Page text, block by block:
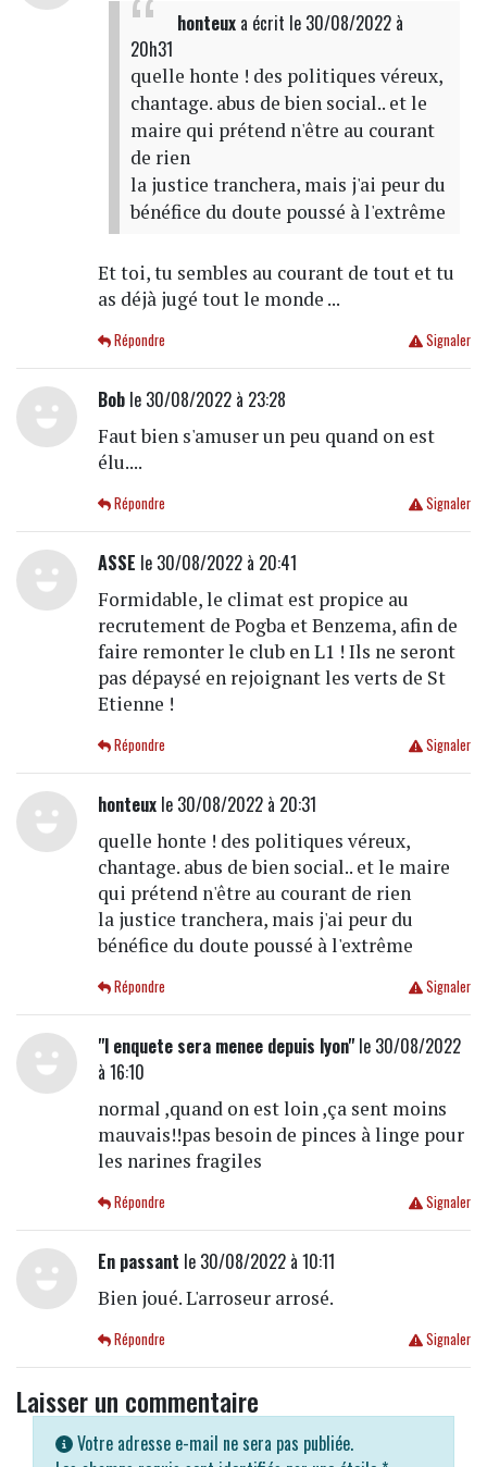
honteuxa écrit le 30/08/2022 à
20h31
quelle honte ! des politiques véreux,
chantage. abus de bien social.. et le
maire qui prétend n'être au courant
de rien
la justice tranchera, mais j'ai peur du
bénéfice du doute poussé à l'extrême
Et toi, tu sembles au courant de tout et tu
as déjà jugé tout le monde ...
Signaler
Répondre
Boble 30/08/2022 à 23:28
Faut bien s'amuser un peu quand on est
élu....
Signaler
Répondre
ASSE le 30/08/2022 à 20:41
Formidable, le climat est propice au
recrutement de Pogba et Benzema, afin de
faire remonter le club en L1 ! Ils ne seront
pas dépaysé en rejoignant les verts de St
Etienne !
Signaler
Répondre
honteuxle 30/08/2022 à 20:31
quelle honte ! des politiques véreux,
chantage. abus de bien social.. et le maire
qui prétend n'être au courant de rien
la justice tranchera, mais j'ai peur du
bénéfice du doute poussé à l'extrême
Signaler
Répondre
"l enquete sera menee depuis lyon"le 30/08/2022
à 16:10
normal ,quand on est loin ,ça sent moins
mauvais!!pas besoin de pinces à linge pour
les narines fragiles
Signaler
Répondre
En passant le 30/08/2022 à 10:11
Bien joué. L'arroseur arrosé.
Signaler
Répondre
Laisser un commentaire
Votre adresse e-mail ne sera pas publiée.